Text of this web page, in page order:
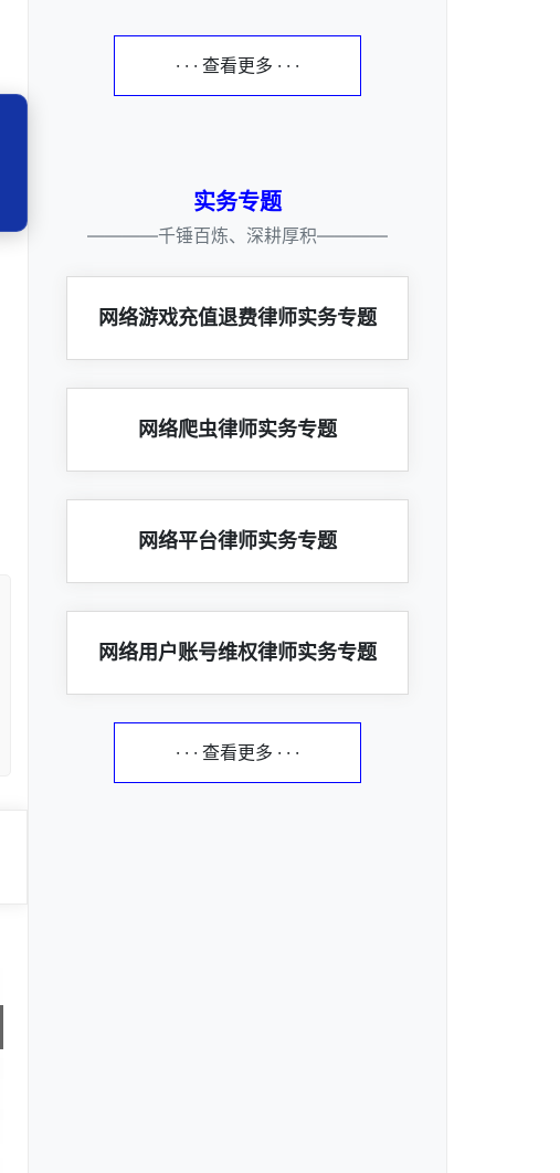
· · · 查看更多 · · ·
实务专题
————千锤百炼、深耕厚积————
网络游戏充值退费律师实务专题
网络爬虫律师实务专题
网络平台律师实务专题
网络用户账号维权律师实务专题
· · · 查看更多 · · ·